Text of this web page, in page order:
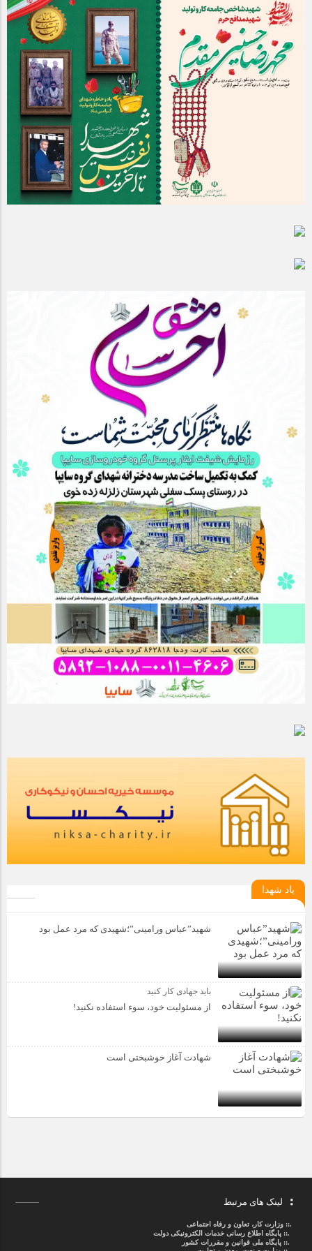
مراسم بزرگداشت سالروز آزادسازی خرمشهر در شرکت پارس خودرو
برگزار شد
مراسم گرامیداشت سالروز آزادسازی خرمشهر در نمازخانه فاطمیه
مگاموتور
تیم شهدای مگاموتور در بزرگترین مسابقات گل کوچک جهان شرکت
یاد شهدا
شهید”عباس ورامینی”؛شهیدی که مرد عمل بود
باید جهادی کار کنید
از مسئولیت خود، سوء استفاده نکنید!
شهادت آغاز خوشبختی است
لینک های مرتبط
.::وزارت کار، تعاون و رفاه اجتماعی
.::پایگاه اطلاع رسانی خدمات الکترونیکی دولت
.::پایگاه ملی قوانین و مقررات کشور